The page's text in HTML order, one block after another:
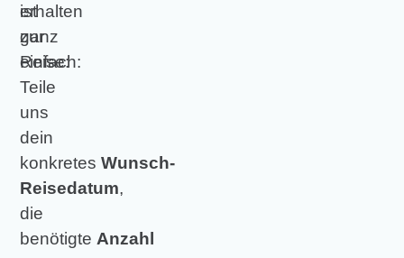
ist
ganz
einfach:
Teile
uns
dein
konkretesWunsch-
Reisedatum,
die
benötigte Anzahl
erhalten
zur
Reise: